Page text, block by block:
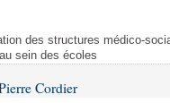
des structures médico-
sein des écoles
Cordier